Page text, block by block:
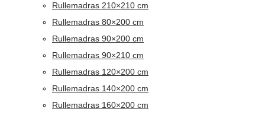
Rullemadras 210×210 cm
Rullemadras 80×200 cm
Rullemadras 90×200 cm
Rullemadras 90×210 cm
Rullemadras 120×200 cm
Rullemadras 140×200 cm
Rullemadras 160×200 cm